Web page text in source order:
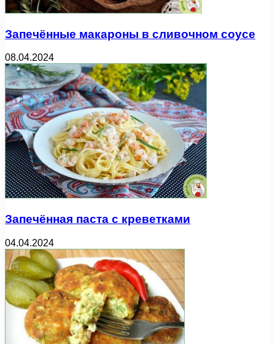
Запечённые макароны в сливочном соусе
08.04.2024
Запечённая паста с креветками
04.04.2024